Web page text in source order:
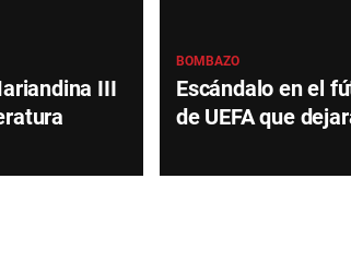
III
BOMBAZO
Escándalo en el
de UEFA que